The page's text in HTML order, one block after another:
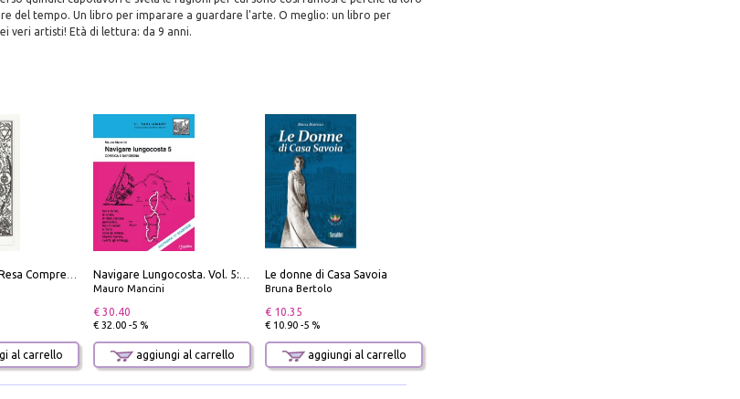
del tempo. Un libro per imparare a guardare l'arte. O meglio: un libro per
veri artisti! Età di lettura: da 9 anni.
al carrello
Mauro Mancini
€ 30.40
€ 32.00 -5 %
aggiungi al carrello
Le donne di Casa Savoia
Bruna Bertolo
€ 10.35
€ 10.90 -5 %
aggiungi al carrello